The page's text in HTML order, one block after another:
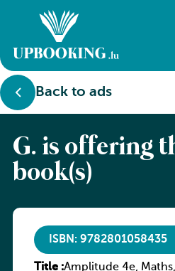
Back to ads
G. is offering
book(s)
ISBN: 9782801058435
Title :Amplitude 4e,